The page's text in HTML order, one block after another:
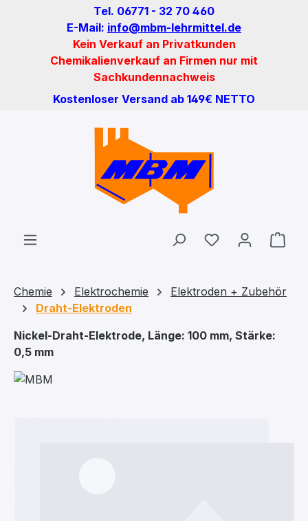
Zum Hauptinhalt springenTel. 06771 - 32 70 460
E-Mail: info@mbm-lehrmittel.de
Kein Verkauf an Privatkunden
Chemikalienverkauf an Firmen nur mit
Sachkundennachweis
Kostenloser Versand ab 149€ NETTO
Du hast 0
Chemie Elektrochemie
Elektroden + Zubehör
Draht-Elektroden
Nickel-Draht-Elektrode, Länge: 100 mm, Stärke:
0,5 mm